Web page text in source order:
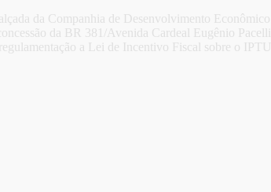
da Companhia de Desenvolvimento
da BR 381/Avenida Cardeal Eugênio
a Lei de Incentivo Fiscal sobre o